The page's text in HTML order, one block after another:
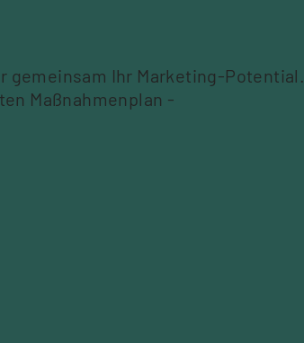
Ihr Marketing-Potential.
Maßnahmenplan -